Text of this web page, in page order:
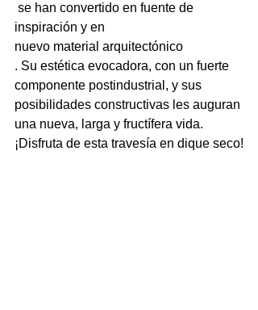
inspiración y en
nuevo material arquitectónico
. Su estética evocadora, con un fuerte
componente postindustrial, y sus
posibilidades constructivas les auguran
una nueva, larga y fructífera vida.